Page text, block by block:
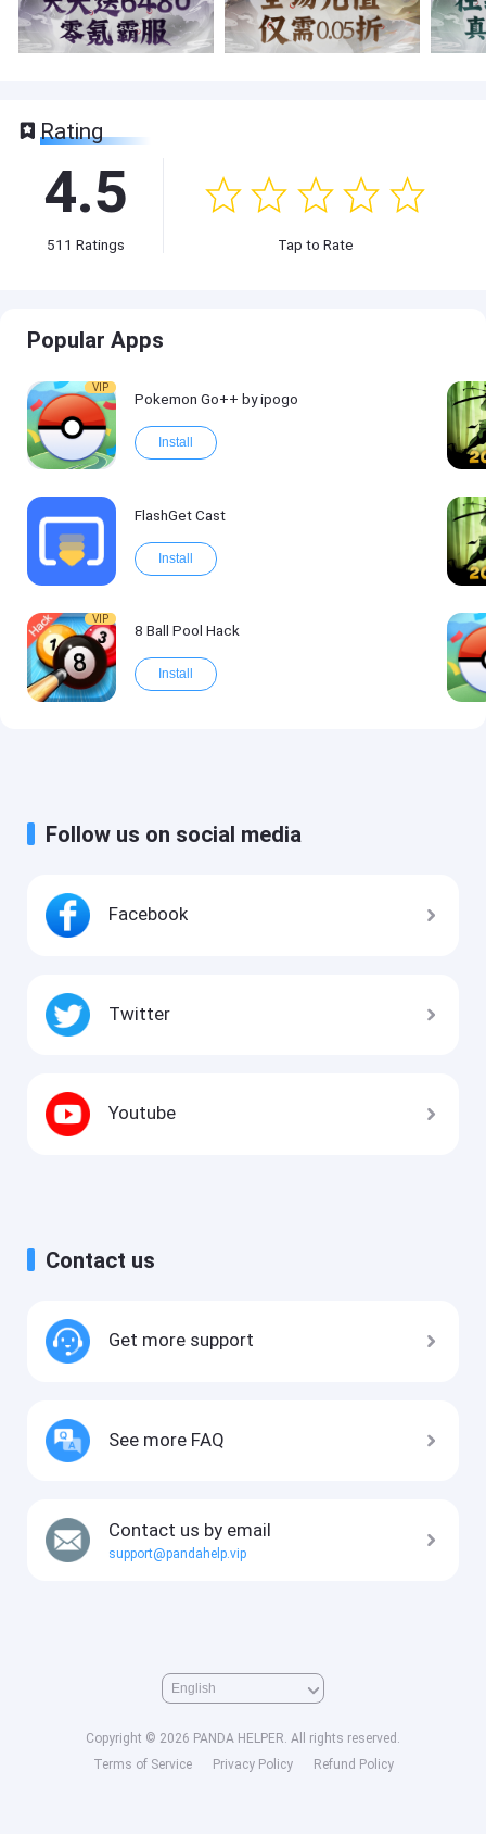
Rating
4.5
511 Ratings Tap to Rate
Popular Apps
VIP
Pokemon Go++ by ipogo
Install
FlashGet Cast
Install
VIP
8 Ball Pool Hack
Install
Follow us on social media
Facebook
Twitter
Youtube
Contact us
Get more support
See more FAQ
Contact us by email
support@pandahelp.vip
Copyright © 2026 PANDA HELPER. All rights reserved.
Terms of Service
Privacy Policy Refund Policy